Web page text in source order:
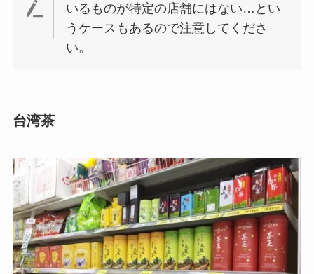
いるものが特定の店舗にはない…とい
うケースもあるので注意してくださ
い。
台湾茶